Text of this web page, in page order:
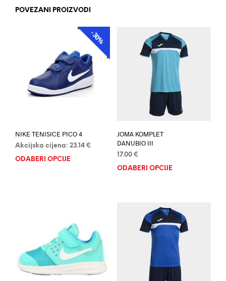
POVEZANI PROIZVODI
AKCIJA
-30%
NIKE TENISICE PICO 4
Akcijska cijena: 23.14 €
ODABERI OPCIJE
proizvod
JOMA KOMPLET
DANUBIO III
17.00 €
ODABERI OPCIJE